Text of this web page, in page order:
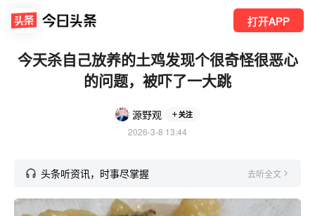
打开APP
今天杀自己放养的土鸡发现个很奇怪很恶心
的问题，被吓了一大跳
源野观 关注
2026-3-8 13:44
头条听资讯，时事尽掌握 去听全文